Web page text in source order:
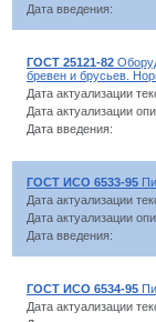
Дата введения:
ГОСТ 25121-82
бревен и брусьев.
Дата актуализации
Дата актуализации
Дата введения:
ГОСТ ИСО 6533-95
Дата актуализации
Дата актуализации
Дата введения:
ГОСТ ИСО 6534-95
Дата актуализации